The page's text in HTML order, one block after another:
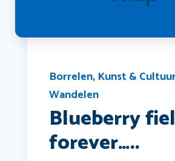
Borrelen, Kunst &
Wandelen
Blueberry
forever…..